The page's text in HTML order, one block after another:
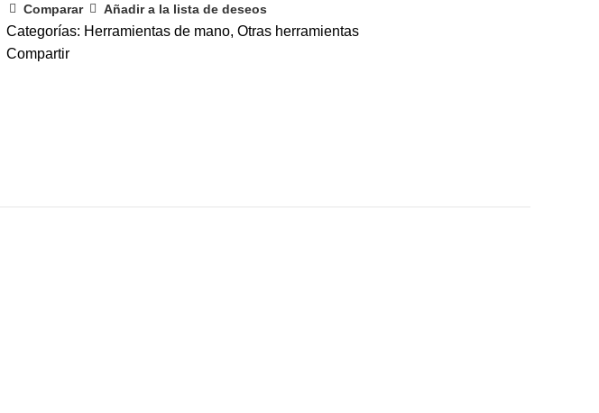
Comparar Añadir a la lista de deseos
Categorías: Herramientas de mano, Otras herramientas
Compartir